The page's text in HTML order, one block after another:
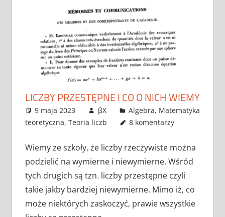
LICZBY PRZESTĘPNE I CO O NICH WIEMY
9 maja 2023 βX Algebra, Matematyka
teoretyczna, Teoria liczb 8 komentarzy
Wiemy ze szkoły, że liczby rzeczywiste można
podzielić na wymierne i niewymierne. Wśród
tych drugich są tzn. liczby przestępne czyli
takie jakby bardziej niewymierne. Mimo iż, co
może niektórych zaskoczyć, prawie wszystkie